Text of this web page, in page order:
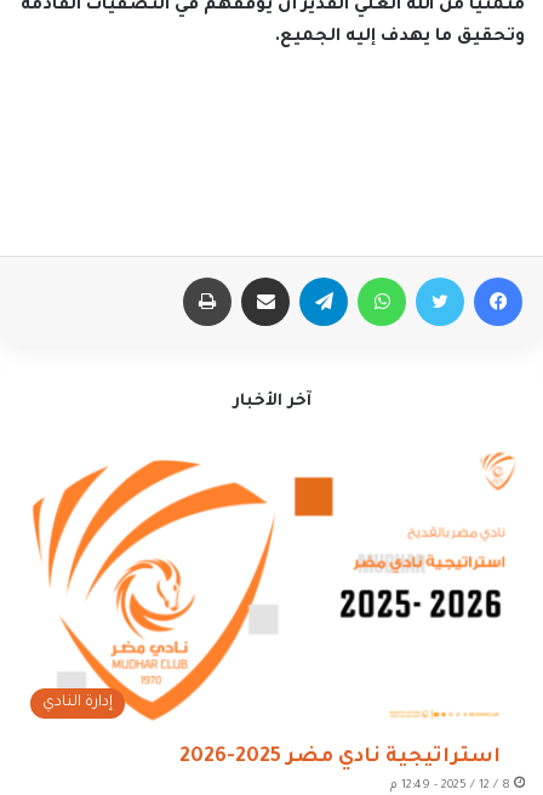
متمنياً من الله العلي القدير أن يوفقهم في التصفيات القادمة
وتحقيق ما يهدف إليه الجميع.
فيسبوك تويتر واتساب تيلقرام مشاركة عبر البريد
آخر الأخبار
إدارة النادي
استراتيجية نادي مضر 2025-2026
8 / 12 / 2025 - 12:49 م